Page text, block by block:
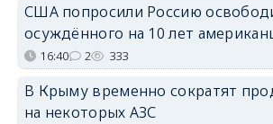
США попросили Россию
осуждённого на 10 лет
16:40 2 333
В Крыму временно сократят
на некоторых АЗС